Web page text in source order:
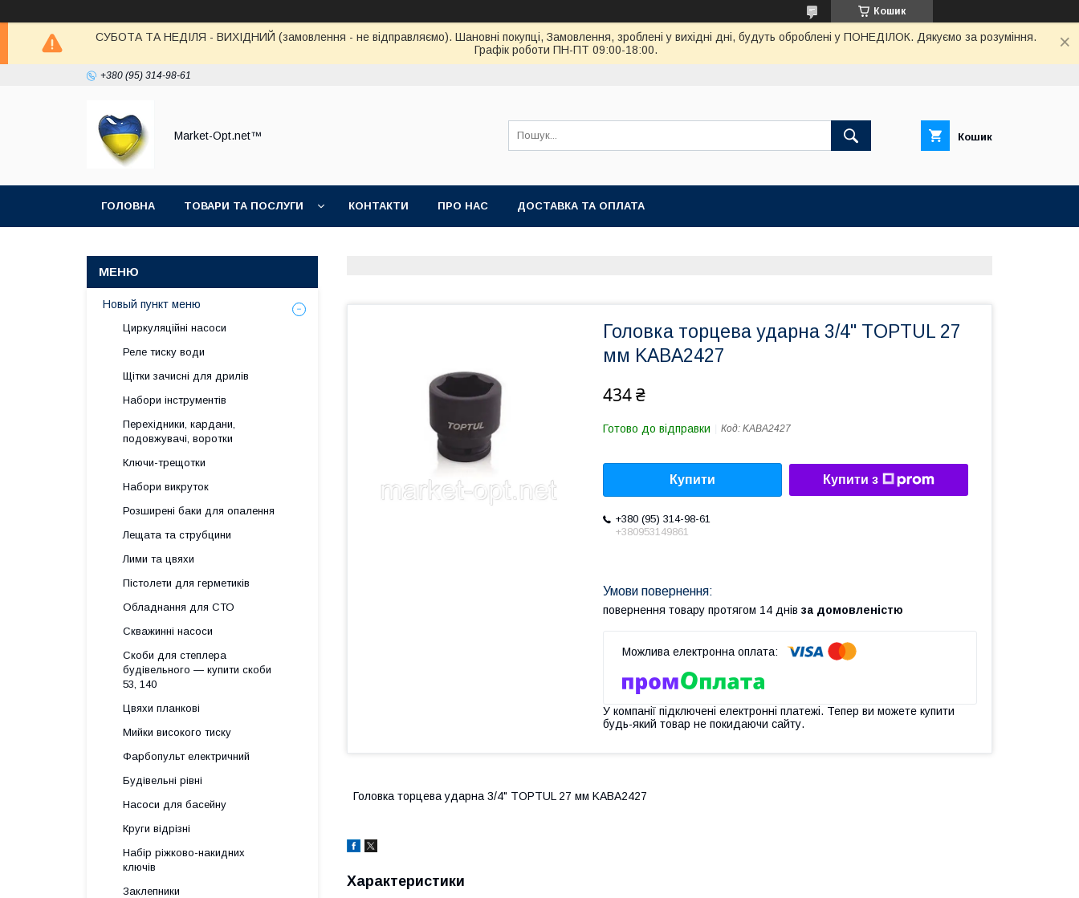
Кошик
СУБОТА ТА НЕДІЛЯ - ВИХІДНИЙ (замовлення - не відправляємо). Шановні покупці, Замовлення, зроблені у вихідні дні, будуть оброблені у ПОНЕДІЛОК. Дякуємо за розуміння.
Графік роботи ПН-ПТ 09:00-18:00.
+380 (95) 314-98-61
Market-Opt.net™ Кошик
ГОЛОВНА ТОВАРИ ТА ПОСЛУГИ КОНТАКТИ ПРО НАС ДОСТАВКА ТА ОПЛАТА
Головка торцева ударна 3/4" TOPTUL 27
мм KABA2427
434 ₴
Готово до відправки Код: KABA2427
Купити Купити з
+380 (95) 314-98-61
+380953149861
повернення товару протягом 14 днів за домовленістю
У компанії підключені електронні платежі. Тепер ви можете купити
будь-який товар не покидаючи сайту.
Головка торцева ударна 3/4" TOPTUL 27 мм KABA2427
Характеристики
Новый пункт меню
Циркуляційні насоси
Реле тиску води
Щітки зачисні для дрилів
Набори інструментів
Перехідники, кардани,
подовжувачі, воротки
Ключи-трещотки
Набори викруток
Розширені баки для опалення
Лещата та струбцини
Лими та цвяхи
Пістолети для герметиків
Обладнання для СТО
Скважинні насоси
Скоби для степлера
будівельного — купити скоби
53, 140
Цвяхи планкові
Мийки високого тиску
Фарбопульт електричний
Будівельні рівні
Насоси для басейну
Круги відрізні
Набір ріжково-накидних
ключів
Заклепники